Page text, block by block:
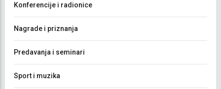
Konferencije i radionice
Nagrade i priznanja
Predavanja i seminari
Sport i muzika